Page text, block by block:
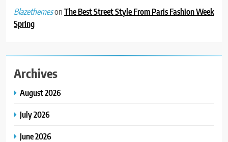
BlazethemesonThe Best Street Style From Paris Fashion Week
Spring
Archives
August 2026
July 2026
June 2026